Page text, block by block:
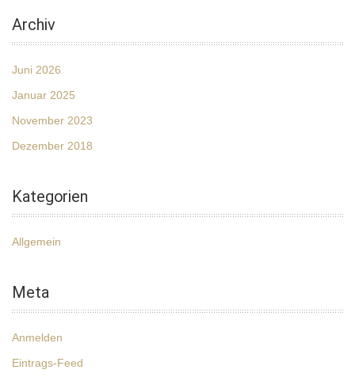
Archiv
Juni 2026
Januar 2025
November 2023
Dezember 2018
Kategorien
Allgemein
Meta
Anmelden
Eintrags-Feed